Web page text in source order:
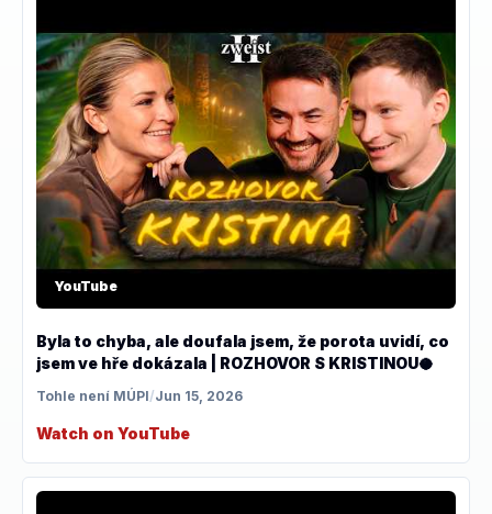
YouTube
Byla to chyba, ale doufala jsem, že porota uvidí, co
jsem ve hře dokázala | ROZHOVOR S KRISTINOU🥥
Tohle není MÚPI/Jun 15, 2026
Watch on YouTube